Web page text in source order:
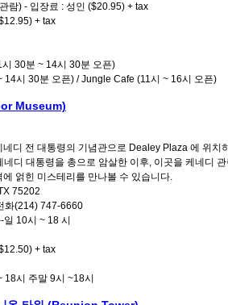
람) - 입장료 : 성인 ($20.95) + tax
+ tax
30분 ~ 14시 30분 오픈)
14시 30분 오픈) / Jungle Cafe (11시 ~ 16시 오픈)
Museum)
디 전 대통령의 기념관으로 Dealey Plaza 에 위치
디 대통령을 총으로 암살한 이후, 이곳을 케네디
얽힌 미스테리를 만나볼 수 있습니다.
75202
화(214) 747-6660
10시 ~ 18 시
+ tax
시 주말 9시 ~18시